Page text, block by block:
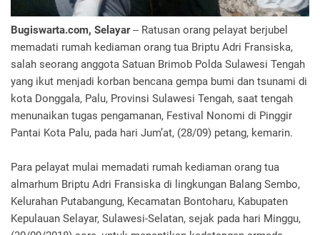
Bugiswarta.com, Selayar-- Ratusan orang pelayat berjubel
memadati rumah kediaman orang tua Briptu Adri Fransiska,
salah seorang anggota Satuan Brimob Polda Sulawesi Tengah
yang ikut menjadi korban bencana gempa bumi dan tsunami di
kota Donggala, Palu, Provinsi Sulawesi Tengah, saat tengah
menunaikan tugas pengamanan, Festival Nonomi di Pinggir
Pantai Kota Palu, pada hari Jum’at, (28/09) petang, kemarin.
Para pelayat mulai memadati rumah kediaman orang tua
almarhum Briptu Adri Fransiska di lingkungan Balang Sembo,
Kelurahan Putabangung, Kecamatan Bontoharu, Kabupaten
Kepulauan Selayar, Sulawesi-Selatan, sejak pada hari Minggu,